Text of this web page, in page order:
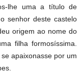
lhe uma a título de
senhor deste castelo
origem ao nome do
filha formosíssima.
apaixonasse por um